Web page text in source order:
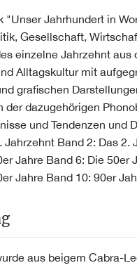
"Unser Jahrhundert in
Gesellschaft,
einzelne Jahrzehnt
Alltagskultur mit
grafischen
der dazugehörigen
und Tendenzen und
Jahrzehnt Band 2: Das
Jahre Band 6: Die 50er
Jahre Band 10: 90er
aus beigem Cabra-